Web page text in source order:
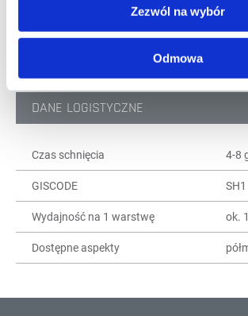
Zezwól na wybór
Odmowa
DANE LOGISTYCZNE
Czas schnięcia 4-8
GISCODE SH1
Wydajność na 1 warstwę ok.
Dostępne aspekty